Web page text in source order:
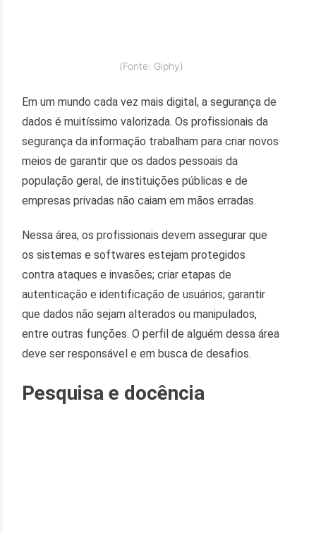
(Fonte: Giphy)
Em um mundo cada vez mais digital, a segurança de
dados é muitíssimo valorizada. Os profissionais da
segurança da informação trabalham para criar novos
meios de garantir que os dados pessoais da
população geral, de instituições públicas e de
empresas privadas não caiam em mãos erradas.
Nessa área, os profissionais devem assegurar que
os sistemas e softwares estejam protegidos
contra ataques e invasões; criar etapas de
autenticação e identificação de usuários; garantir
que dados não sejam alterados ou manipulados,
entre outras funções. O perfil de alguém dessa área
deve ser responsável e em busca de desafios.
Pesquisa e docência